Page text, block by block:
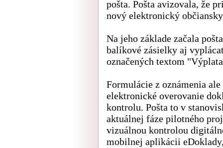
pošta. Pošta avizovala, že
nový elektronický
Na jeho základe začala
balíkové zásielky aj
označených textom
Formulácie z oznámenia
elektronické overovanie
kontrolu. Pošta to v
aktuálnej fáze pilotného
vizuálnou kontrolou
mobilnej aplikácii